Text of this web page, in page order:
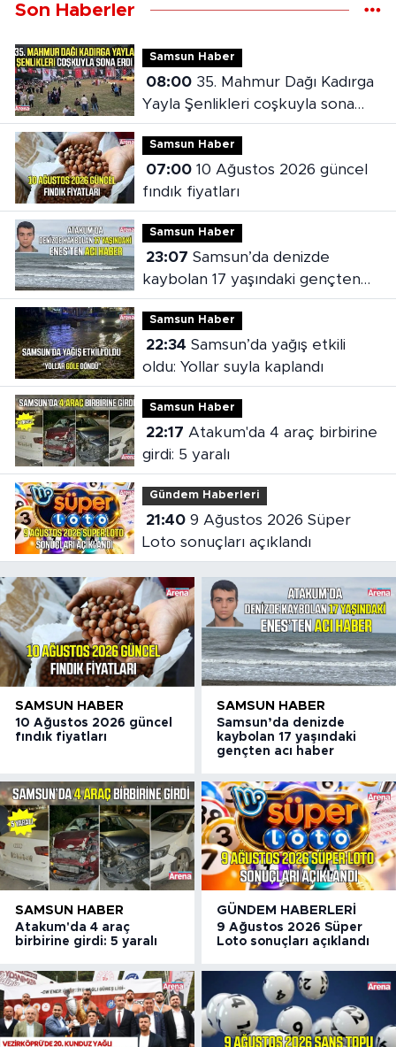
Son Haberler
Samsun Haber
08:0035. Mahmur Dağı Kadırga
Yayla Şenlikleri coşkuyla sona
erdi
Samsun Haber
07:0010 Ağustos 2026 güncel
fındık fiyatları
Samsun Haber
23:07
kaybolan 17 yaşındaki gençten
acı haber
Samsun Haber
22:34
oldu: Yollar suyla kaplandı
Samsun Haber
22:17
girdi: 5 yaralı
Gündem Haberleri
21:409 Ağustos 2026 Süper
Loto sonuçları açıklandı
SAMSUN HABER
10 Ağustos 2026 güncel
fındık fiyatları
SAMSUN HABER
Samsun’da denizde
kaybolan 17 yaşındaki
gençten acı haber
SAMSUN HABER
Atakum'da 4 araç
birbirine girdi: 5 yaralı
GÜNDEM HABERLERI
9 Ağustos 2026 Süper
Loto sonuçları açıklandı